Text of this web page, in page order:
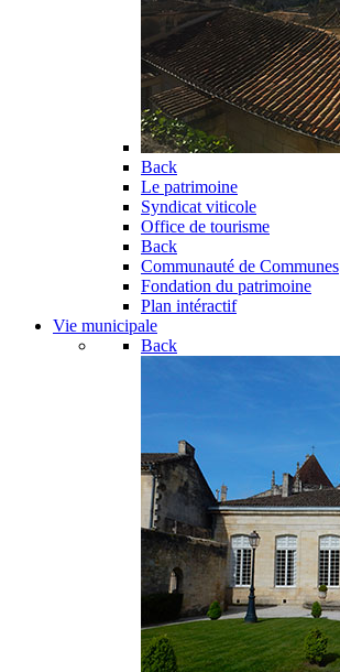
Back
Le patrimoine
Syndicat viticole
Office de tourisme
Back
Communauté de Communes
Fondation du patrimoine
Plan intéractif
Vie municipale
Back